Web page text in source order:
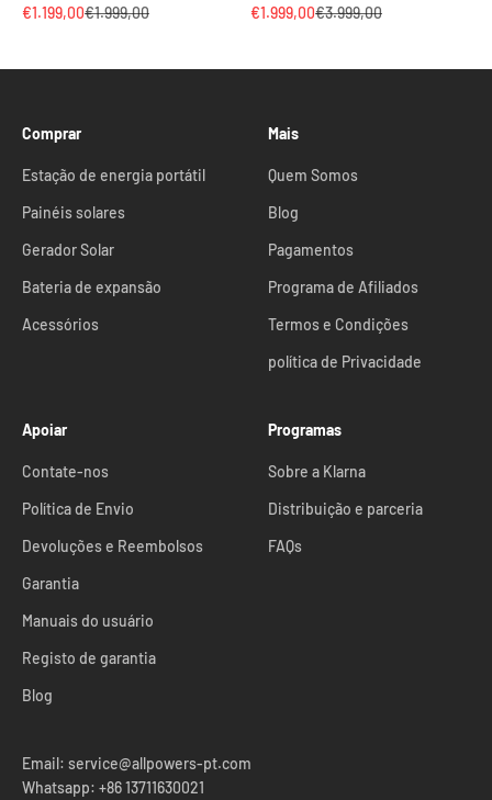
Preço promocional
€1.199,00Preço normal
€1.999,00
Preço promocional
€1.999,00Preço normal
€3.999,00
Comprar
Estação de energia portátil
Painéis solares
Gerador Solar
Bateria de expansão
Acessórios
Mais
Quem Somos
Blog
Pagamentos
Programa de Afiliados
Termos e Condições
política de Privacidade
Apoiar
Contate-nos
Política de Envio
Devoluções e Reembolsos
Garantia
Manuais do usuário
Registo de garantia
Blog
Programas
Sobre a Klarna
Distribuição e parceria
FAQs
Email: service@allpowers-pt.com
Whatsapp: +86 13711630021